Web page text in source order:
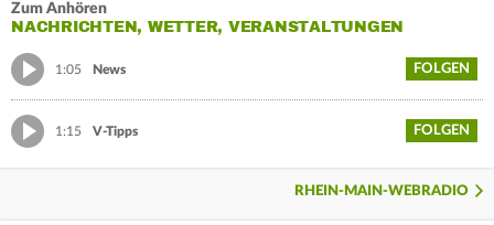
Zum Anhören
NACHRICHTEN, WETTER, VERANSTALTUNGEN
1:05 News FOLGEN
1:15 V-Tipps FOLGEN
RHEIN-MAIN-WEBRADIO